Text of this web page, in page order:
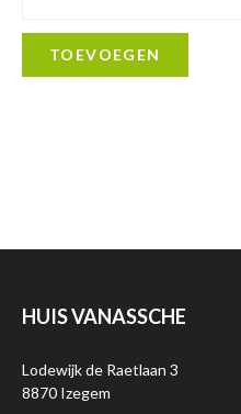
TOEVOEGEN
HUIS VANASSCHE
Lodewijk de Raetlaan 3
8870 Izegem